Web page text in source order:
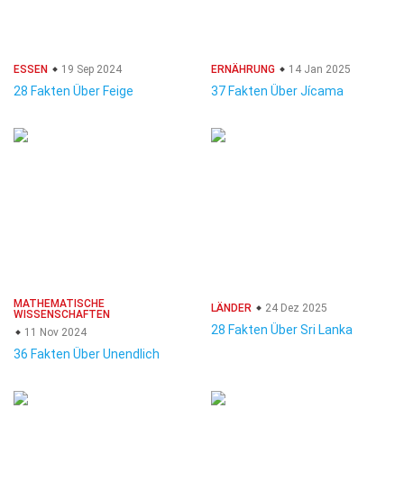
ESSEN 19 Sep 2024
28 Fakten Über Feige
ERNÄHRUNG 14 Jan 2025
37 Fakten Über Jícama
MATHEMATISCHE
WISSENSCHAFTEN
11 Nov 2024
36 Fakten Über Unendlich
LÄNDER 24 Dez 2025
28 Fakten Über Sri Lanka